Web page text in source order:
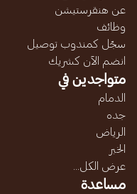
عن هنقرستيشن
وظائف
سجّل كمندوب توصيل
انضم الآن كشريك
متواجدين في
الدمام
جده
الرياض
الخبر
عرض الكل...
مساعدة